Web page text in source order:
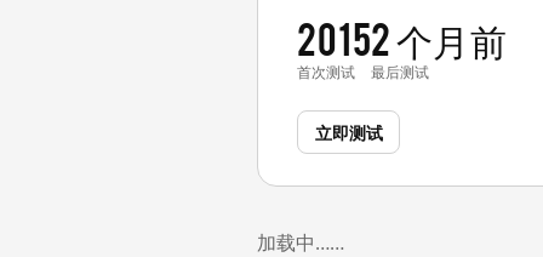
2015
首次测试
2 个月前
最后测试
立即测试
加载中……